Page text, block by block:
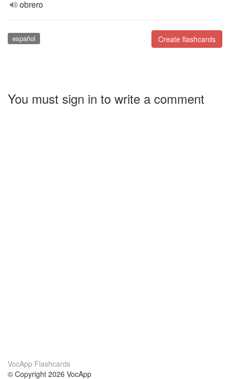
obrero
Create flashcards
español
You must sign in to write a comment
VocApp Flashcards
© Copyright 2026 VocApp